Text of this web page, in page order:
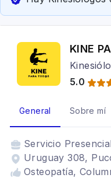
KINE
5.0
General Sobre mí
Servicio Presencial
Uruguay 308,
Osteopatía,